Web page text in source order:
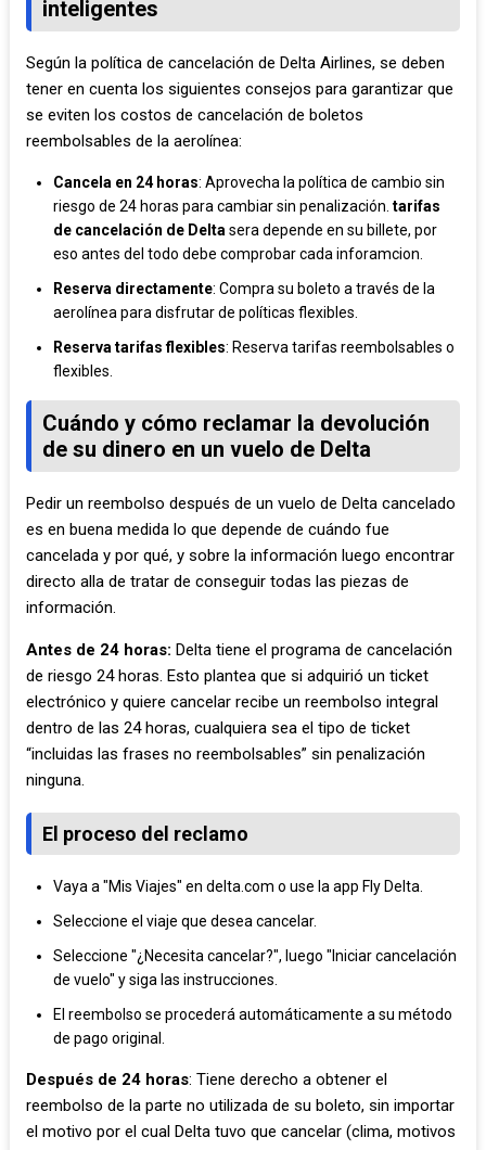
inteligentes
Según la política de cancelación de Delta Airlines, se deben
tener en cuenta los siguientes consejos para garantizar que
se eviten los costos de cancelación de boletos
reembolsables de la aerolínea:
Cancela en 24 horas: Aprovecha la política de cambio sin
riesgo de 24 horas para cambiar sin penalización. tarifas
de cancelación de Delta sera depende en su billete, por
eso antes del todo debe comprobar cada inforamcion.
Reserva directamente: Compra su boleto a través de la
aerolínea para disfrutar de políticas flexibles.
Reserva tarifas flexibles: Reserva tarifas reembolsables o
flexibles.
Cuándo y cómo reclamar la devolución
de su dinero en un vuelo de Delta
Pedir un reembolso después de un vuelo de Delta cancelado
es en buena medida lo que depende de cuándo fue
cancelada y por qué, y sobre la información luego encontrar
directo alla de tratar de conseguir todas las piezas de
información.
Antes de 24 horas: Delta tiene el programa de cancelación
de riesgo 24 horas. Esto plantea que si adquirió un ticket
electrónico y quiere cancelar recibe un reembolso integral
dentro de las 24 horas, cualquiera sea el tipo de ticket
“incluidas las frases no reembolsables” sin penalización
ninguna.
El proceso del reclamo
Vaya a "Mis Viajes" en delta.com o use la app Fly Delta.
Seleccione el viaje que desea cancelar.
Seleccione "¿Necesita cancelar?", luego "Iniciar cancelación
de vuelo" y siga las instrucciones.
El reembolso se procederá automáticamente a su método
de pago original.
Después de 24 horas: Tiene derecho a obtener el
reembolso de la parte no utilizada de su boleto, sin importar
el motivo por el cual Delta tuvo que cancelar (clima, motivos